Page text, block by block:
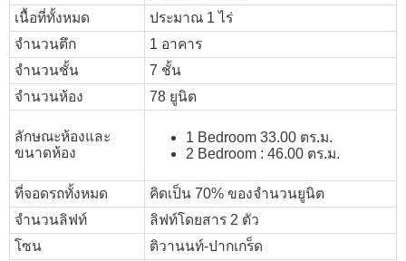
เนื้อที่ทั้งหมด
ประมาณ 1 ไร่
จำนวนตึก
1 อาคาร
จำนวนชั้น
7 ชั้น
จำนวนห้อง
78 ยูนิต
ลักษณะห้องและ
ขนาดห้อง
1 Bedroom 33.00 ตร.ม.
2 Bedroom : 46.00 ตร.ม.
ที่จอดรถทั้งหมด
คิดเป็น 70% ของจำนวนยูนิต
จำนวนลิฟท์
ลิฟท์โดยสาร 2 ตัว
โซน
ติวานนท์-ปากเกร็ด